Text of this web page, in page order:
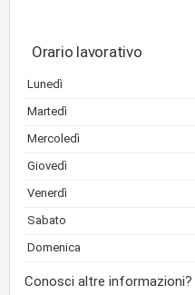
Orario lavorativo
Lunedì
Martedì
Mercoledì
Giovedì
Venerdì
Sabato
Domenica
Conosci altre informazioni?